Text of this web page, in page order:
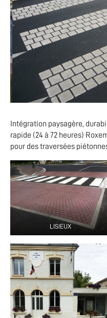
Intégration paysagère,
rapide (24 à 72 heures)
pour des traversées
LISIEUX